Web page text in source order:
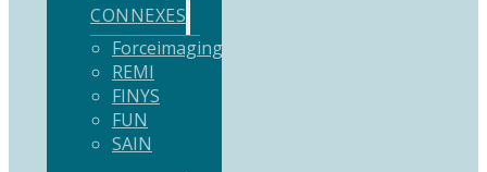
CONNEXES
Forceimaging
REMI
FINYS
FUN
SAIN